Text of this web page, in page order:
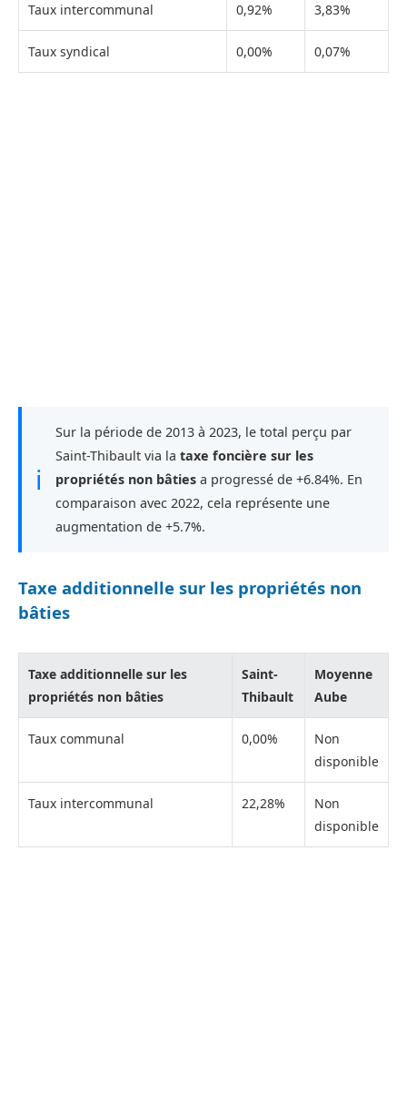
Taux intercommunal 0,92% 3,83%
Taux syndical 0,00% 0,07%
ℹ
Sur la période de 2013 à 2023, le total perçu par
Saint-Thibault via la taxe foncière sur les
propriétés non bâties a progressé de +6.84%. En
comparaison avec 2022, cela représente une
augmentation de +5.7%.
Taxe additionnelle sur les propriétés non
bâties
Taxe additionnelle sur les
propriétés non bâties
Saint-
Thibault
Moyenne
Aube
Taux communal 0,00%
Non
disponible
Taux intercommunal 22,28%
Non
disponible